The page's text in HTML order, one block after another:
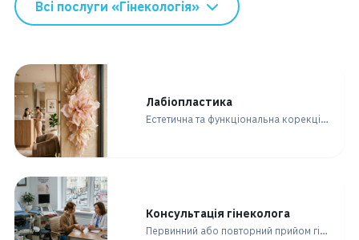
Всі послуги «Гінекологія»
Лабіопластика
Естетична та функціональна корекція статевих губ. Безпечно, безболісно, зі швидкою реабілітацією для вашого комфорту та впевненості.
Консультація гінеколога
Первинний або повторний прийом гінеколога: огляд, збір скарг, призначення обстежень та лікування.